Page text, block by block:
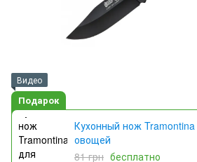
Видео
Подарок
Кухонный нож Tramontina
овощей
81 грн бесплатно